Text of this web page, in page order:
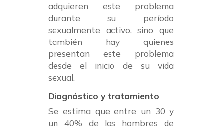
adquieren este problema
durante su período
sexualmente activo, sino que
también hay quienes
presentan este problema
desde el inicio de su vida
sexual.
Diagnóstico y tratamiento
Se estima que entre un 30 y
un 40% de los hombres de